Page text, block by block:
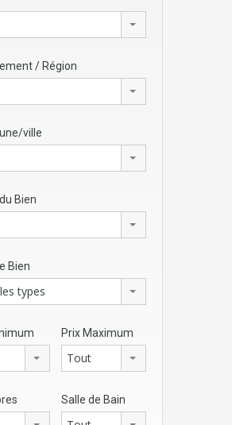
/ Région
ville
Bien
Bien
types
Prix Maximum
Tout
Salle de Bain